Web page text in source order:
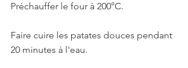
Préchauffer le four à 200°C.
Faire cuire les patates douces pendant
20 minutes à l'eau.